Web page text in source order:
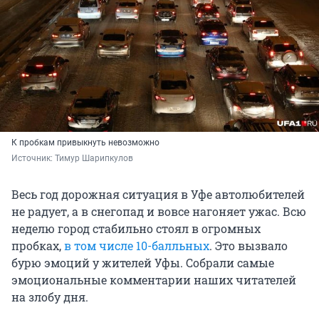
К пробкам привыкнуть невозможно
Источник: Тимур Шарипкулов
Весь год дорожная ситуация в Уфе автолюбителей
не радует, а в снегопад и вовсе нагоняет ужас. Всю
неделю город стабильно стоял в огромных
пробках,в том числе 10-балльных. Это вызвало
бурю эмоций у жителей Уфы. Собрали самые
эмоциональные комментарии наших читателей
на злобу дня.